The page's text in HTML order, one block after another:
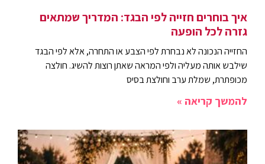
איך בוחרים חזייה לפי הבגד: המדריך שמתאים
גזרה לכל הופעה
החזייה הנכונה לא נבחרת לפי הצבע או התחרה, אלא לפי הבגד
שילבש אותה מעליה ולפי המראה שאתן רוצות להשיג. חולצה
מכופתרת, שמלת ערב וחולצת בסיס
להמשך קריאה »